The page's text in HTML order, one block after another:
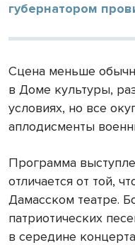
губернатором
Сцена меньше
в Доме культуры,
условиях, но все
аплодисменты
Программа
отличается от той,
Дамасском театре.
патриотических
в середине